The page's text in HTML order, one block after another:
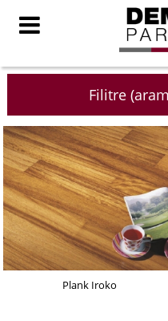
Filitre
Plank Iroko